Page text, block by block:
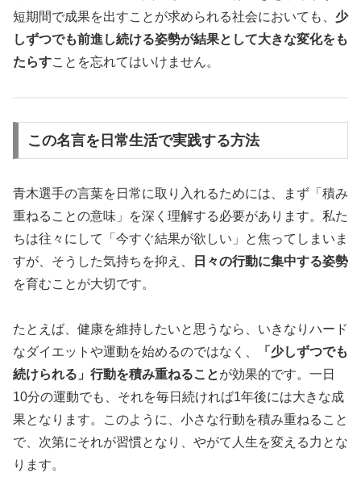
短期間で成果を出すことが求められる社会においても、 少
しずつでも前進し続ける姿勢が結果として大きな変化をも
たらすことを忘れてはいけません。
この名言を日常生活で実践する方法
青木選手の言葉を日常に取り入れるためには、まず「積み
重ねることの意味」を深く理解する必要があります。私た
ちは往々にして「今すぐ結果が欲しい」と焦ってしまいま
すが、そうした気持ちを抑え、
日々の行動に集中する姿勢
を育むことが大切です。
たとえば、健康を維持したいと思うなら、いきなりハード
なダイエットや運動を始めるのではなく、
「少しずつでも
続けられる」行動を積み重ねることが効果的です。一日
10分の運動でも、それを毎日続ければ1年後には大きな成
果となります。このように、小さな行動を積み重ねること
で、次第にそれが習慣となり、やがて人生を変える力とな
ります。